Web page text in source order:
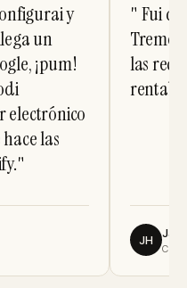
y
un
¡pum!
electrónico
las
"
" Fui
las
JH